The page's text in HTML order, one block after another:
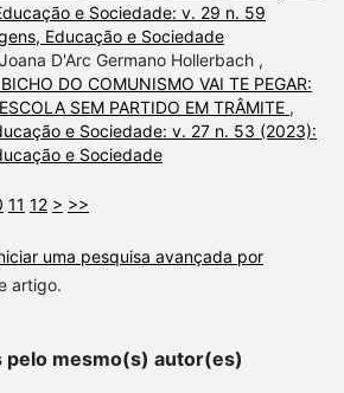
e Sociedade: v. 29 n. 59
Educação e Sociedade
D'Arc Germano Hollerbach ,
DO COMUNISMO VAI TE PEGAR:
SEM PARTIDO EM TRÂMITE ,
e Sociedade: v. 27 n. 53 (2023):
e Sociedade
11 12 > >>
uma pesquisa avançada por
artigo.
pelo mesmo(s) autor(es)